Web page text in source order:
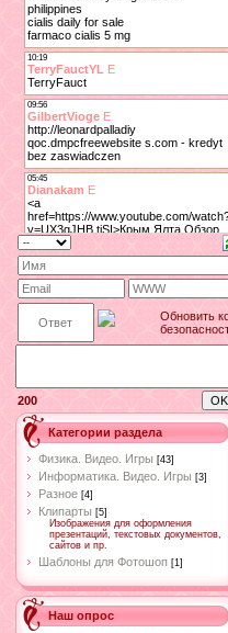
200
Категории раздела
Физика. Видео. Игры [43]
Информатика. Видео. Игры [3]
Разное [4]
Клипарты [5]
Изображения для оформления
презентаций, текстовых документов,
сайтов и пр.
Шаблоны для Фотошоп [1]
Наш опрос